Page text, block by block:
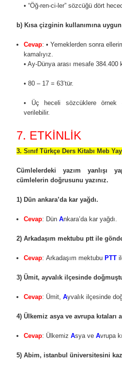
• “Öğ-ren-ci-ler” sözcüğü dört
b) Kısa çizginin kullanımına
Cevap:• Yemeklerden sonra
kamalıyız.
• Ay-Dünya arası mesafe 384.400
• 80 – 17 = 63’tür.
• Üç heceli sözcüklere örnek
verilebilir.
7. ETKİNLİK
3. Sınıf Türkçe Ders Kitabı Meb
Cümlelerdeki yazım yanlışı
cümlelerin doğrusunu yazınız.
1) Dün ankara’da kar yağdı.
Cevap: DünAnkara’da kar yağdı.
2) Arkadaşım mektubu ptt ile
Cevap: Arkadaşım mektubu PTT
3) Ümit, ayvalık ilçesinde
Cevap: Ümit,Ayvalık ilçesinde
4) Ülkemiz asya ve avrupa kıtaları
Cevap: ÜlkemizAsya veAvrupa
5) Abim, istanbul üniversitesini